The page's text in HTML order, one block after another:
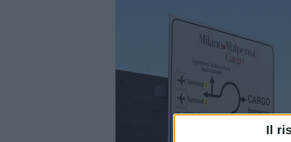
Il